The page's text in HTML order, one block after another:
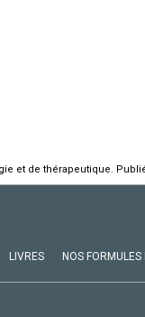
et de thérapeutique.
LIVRES NOS